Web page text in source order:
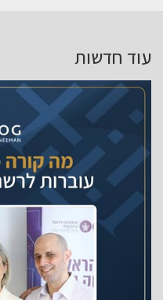
עוד חדשות